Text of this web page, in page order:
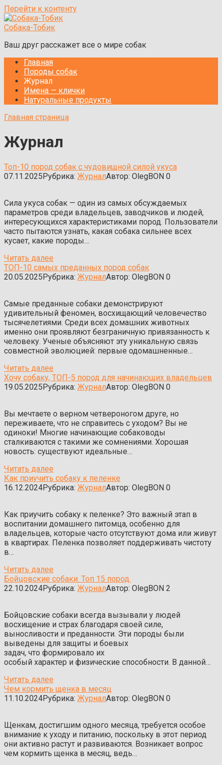
Перейти к контенту
Собака-Тобик
Ваш друг расскажет все о мире собак
Главная
Породы собак
Журнал
Имена — клички
Натуральные продукты
Главная страница
Журнал
Топ-10 пород собак с чудовищной силой укуса
07.11.2025Рубрика: ЖурналАвтор: OlegBON 0
Сила укуса собак — один из самых обсуждаемых
параметров среди владельцев, заводчиков и людей,
интересующихся характеристиками пород. Пользователи
часто пытаются узнать, какая собака сильнее всех
кусает, какие породы…
Читать далее
ТОП-10 самых преданных пород собак
20.05.2025Рубрика: ЖурналАвтор: OlegBON 0
Самые преданные собаки демонстрируют
удивительный феномен, восхищающий человечество
тысячелетиями. Среди всех домашних животных
именно они проявляют безграничную привязанность к
человеку. Ученые объясняют эту уникальную связь
совместной эволюцией: первые одомашненные…
Читать далее
Хочу собаку, ТОП-5 пород для начинающих владельцев
19.05.2025Рубрика: ЖурналАвтор: OlegBON 0
Вы мечтаете о верном четвероногом друге, но
переживаете, что не справитесь с уходом? Вы не
одиноки! Многие начинающие собаководы
сталкиваются с такими же сомнениями. Хорошая
новость: существуют идеальные…
Читать далее
Как приучить собаку к пеленке
16.12.2024Рубрика: ЖурналАвтор: OlegBON 0
Как приучить собаку к пеленке? Это важный этап в
воспитании домашнего питомца, особенно для
владельцев, которые часто отсутствуют дома или живут
в квартирах. Пеленка позволяет поддерживать чистоту
в…
Читать далее
Бойцовские собаки. Топ 15 пород.
22.10.2024Рубрика: ЖурналАвтор: OlegBON 2
Бойцовские собаки всегда вызывали у людей
восхищение и страх благодаря своей силе,
выносливости и преданности. Эти породы были
выведены для защиты и боевых
задач, что формировало их
особый характер и физические способности. В данной…
Читать далее
Чем кормить щенка в месяц
11.10.2024Рубрика: ЖурналАвтор: OlegBON 0
Щенкам, достигшим одного месяца, требуется особое
внимание к уходу и питанию, поскольку в этот период
они активно растут и развиваются. Возникает вопрос
чем кормить щенка в месяц, ведь…